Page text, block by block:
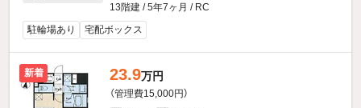
13階建 / 5年7ヶ月 / RC
駐輪場あり
宅配ボックス
新着 23.9万円
（管理費15,000円）